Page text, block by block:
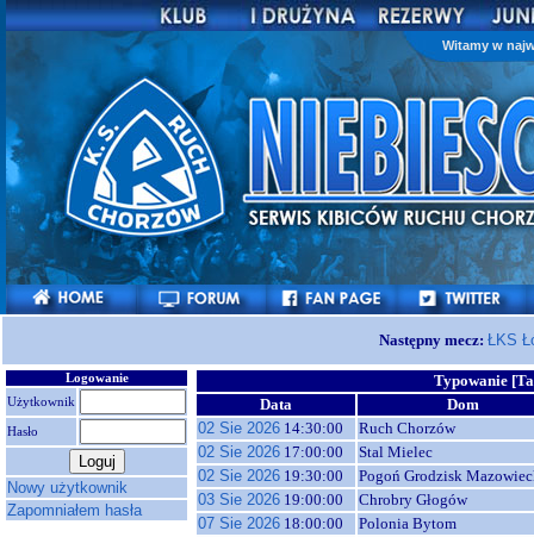
Witamy w
Następny mecz: ŁKS
Logowanie
Użytkownik
Hasło
Nowy użytkownik
Zapomniałem hasła
Typowanie
Data
Dom
02 Sie 2026 14:30:00
Ruch Chorzów
02 Sie 2026 17:00:00
Stal Mielec
02 Sie 2026 19:30:00
Pogoń Grodzisk
03 Sie 2026 19:00:00
Chrobry Głogów
07 Sie 2026 18:00:00
Polonia Bytom